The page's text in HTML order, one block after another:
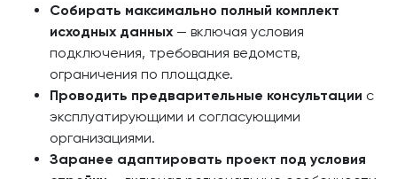
Собирать максимально полный комплект
исходных данных — включая условия
подключения, требования ведомств,
ограничения по площадке.
Проводить предварительные консультации с
эксплуатирующими и согласующими
организациями.
Заранее адаптировать проект под условия